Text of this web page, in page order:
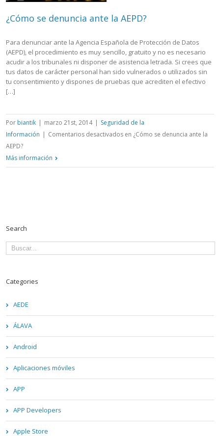
¿Cómo se denuncia ante la AEPD?
Para denunciar ante la Agencia Española de Protección de Datos
(AEPD), el procedimiento es muy sencillo, gratuito y no es necesario
acudir a los tribunales ni disponer de asistencia letrada. Si crees que
tus datos de carácter personal han sido vulnerados o utilizados sin
tu consentimiento y dispones de pruebas que acrediten el efectivo
[…]
Por biantik | marzo 21st, 2014 | Seguridad de la
Información | Comentarios desactivados en ¿Cómo se denuncia ante la
AEPD?
Más información
Search
Categories
AEDE
ÁLAVA
Android
Aplicaciones móviles
APP
APP Developers
Apple Store